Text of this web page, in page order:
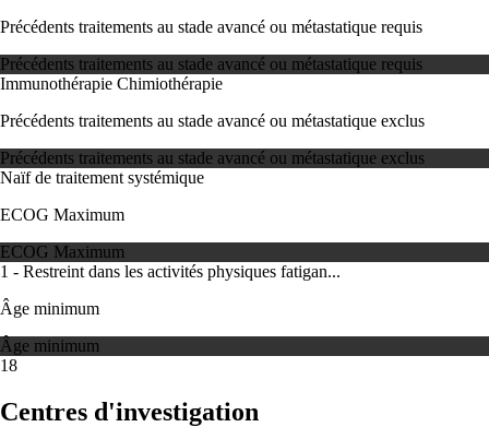
Précédents traitements au stade avancé ou métastatique requis
Précédents traitements au stade avancé ou métastatique requis
Immunothérapie Chimiothérapie
Précédents traitements au stade avancé ou métastatique exclus
Précédents traitements au stade avancé ou métastatique exclus
Naïf de traitement systémique
ECOG Maximum
ECOG Maximum
1 - Restreint dans les activités physiques fatigan...
Âge minimum
Âge minimum
18
Centres d'investigation